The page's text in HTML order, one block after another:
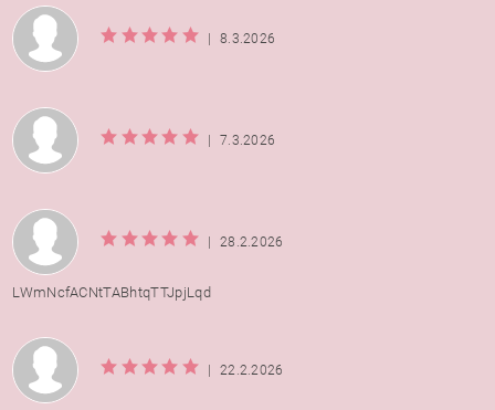
| 8.3.2026
| 7.3.2026
| 28.2.2026
LWmNcfACNtTABhtqTTJpjLqd
| 22.2.2026